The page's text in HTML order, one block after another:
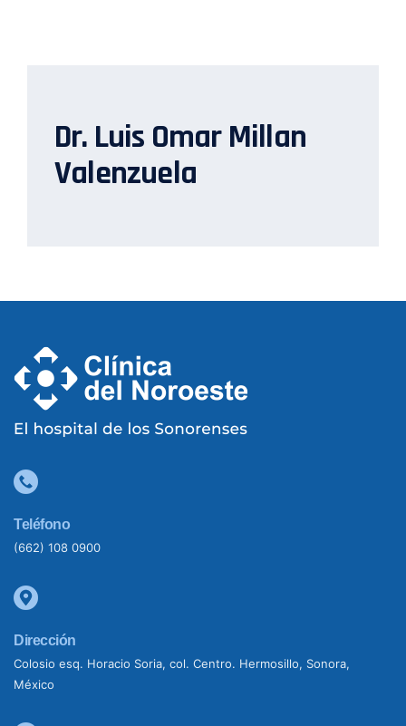
Dr. Luis Omar Millan
Valenzuela
Teléfono
(662) 108 0900
Dirección
Colosio esq. Horacio Soria, col. Centro. Hermosillo, Sonora,
México